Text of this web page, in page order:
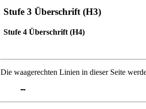
Stufe 3 Überschrift (H3)
Stufe 4 Überschrift (H4)
Die waagerechten Linien in dieser Seite
--